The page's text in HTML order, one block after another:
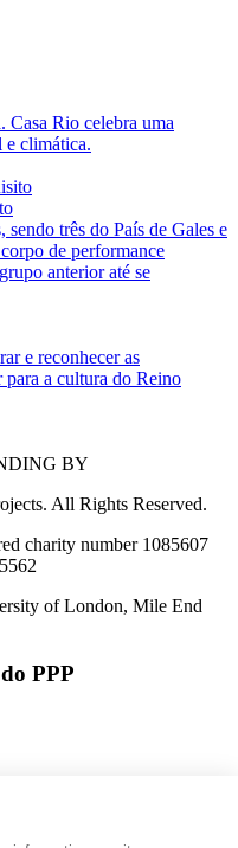
Casa Rio celebra uma
e climática.
sendo três do País de Gales e
de performance
anterior até se
e reconhecer as
para a cultura do Reino
BY
All Rights Reserved.
charity number 1085607
of London, Mile End
PPP